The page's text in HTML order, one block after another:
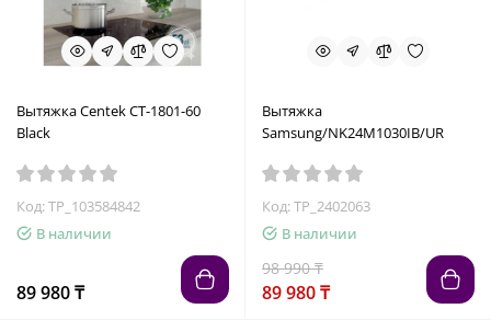
Вытяжка Centek CT-1801-60
Black
Код: TP_103584842
В наличии
89 980 ₸
Вытяжка
Samsung/NK24M1030IB/UR
Код: TP_2402063
В наличии
98 990 ₸
89 980 ₸